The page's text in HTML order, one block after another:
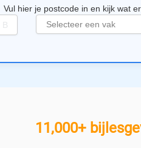
Vul hier je postcode in en kijk wat
e
11,000+